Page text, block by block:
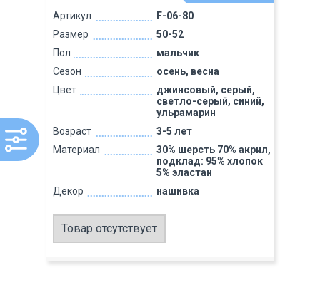
Артикул
F-06-80
Размер
50-52
Пол
мальчик
Сезон
осень, весна
Цвет
джинсовый, серый,
светло-серый, синий,
ульрамарин
Возраст
3-5 лет
Материал
30% шерсть 70% акрил,
подклад: 95% хлопок
5% эластан
Декор
нашивка
Товар отсутствует